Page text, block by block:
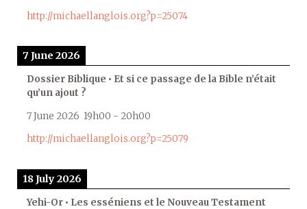
http://michaellanglois.org?p=25074
7 June 2026
Dossier Biblique • Et si ce passage de la Bible n’était
qu’un ajout ?
7 June 2026 19h00 - 20h00
http://michaellanglois.org?p=25079
18 July 2026
Yehi-Or • Les esséniens et le Nouveau Testament